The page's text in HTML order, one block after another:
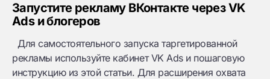
Запустите рекламу ВКонтакте через VK
Ads и блогеров
Для самостоятельного запуска таргетированной
рекламы используйте кабинет VK Ads и пошаговую
инструкцию из этой статьи. Для расширения охвата